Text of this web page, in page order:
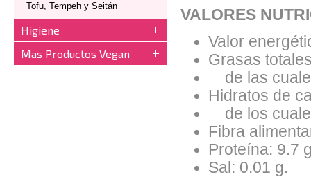
Tofu, Tempeh y Seitán
Higiene
Mas Productos Vegan
VALORES
Valor
Grasas
de las
Hidratos de
de los
Fibra
Proteína: 9.7
Sal: 0.01 g.